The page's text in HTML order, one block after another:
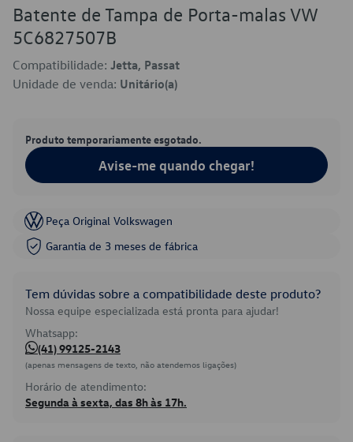
Batente de Tampa de Porta-malas VW
5C6827507B
Compatibilidade: Jetta, Passat
Unidade de venda: Unitário(a)
Produto temporariamente esgotado.
Avise-me quando chegar!
Peça Original Volkswagen
Garantia de 3 meses de fábrica
Tem dúvidas sobre a compatibilidade deste produto?
Nossa equipe especializada está pronta para ajudar!
Whatsapp:
(41) 99125-2143
(apenas mensagens de texto, não atendemos ligações)
Horário de atendimento:
Segunda à sexta, das 8h às 17h.